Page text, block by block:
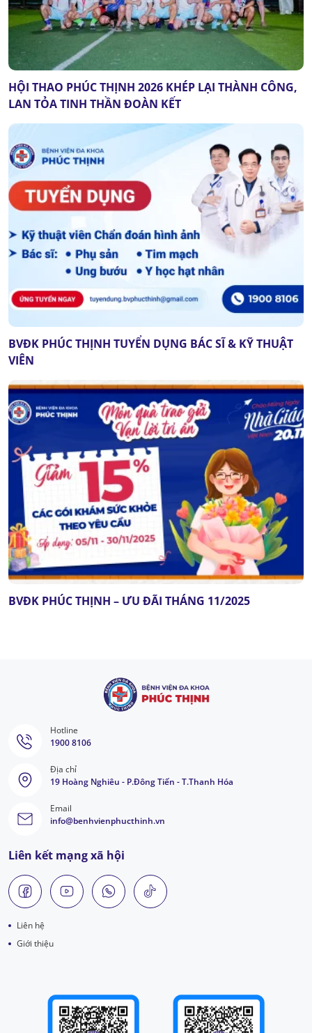
HỘI THAO PHÚC THỊNH 2026 KHÉP LẠI THÀNH CÔNG,
LAN TỎA TINH THẦN ĐOÀN KẾT
BVĐK PHÚC THỊNH TUYỂN DỤNG BÁC SĨ & KỸ THUẬT
VIÊN
BVĐK PHÚC THỊNH – ƯU ĐÃI THÁNG 11/2025
Hotline
1900 8106
Địa chỉ
19 Hoàng Nghiêu - P.Đông Tiến - T.Thanh Hóa
Email
info@benhvienphucthinh.vn
Liên kết mạng xã hội
Liên hệ
Giới thiệu